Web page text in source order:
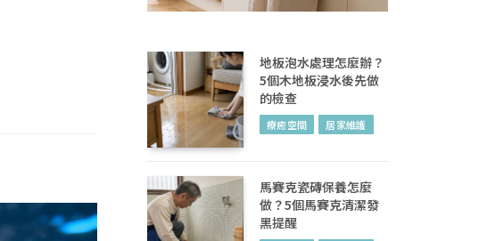
地板泡水處理怎麼辦？
5個木地板浸水後先做
的檢查
療癒空間 居家維護
馬賽克瓷磚保養怎麼
做？5個馬賽克清潔發
黑提醒